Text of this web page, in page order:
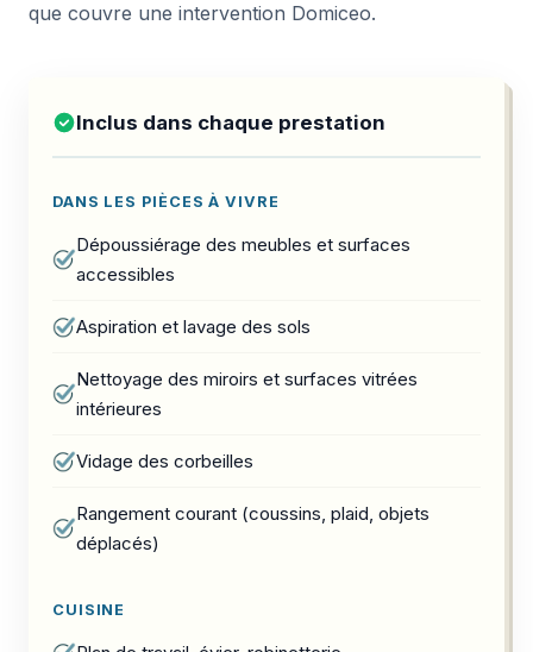
que couvre une intervention Domiceo.
Inclus dans chaque prestation
DANS LES PIÈCES À VIVRE
Dépoussiérage des meubles et surfaces
accessibles
Aspiration et lavage des sols
Nettoyage des miroirs et surfaces vitrées
intérieures
Vidage des corbeilles
Rangement courant (coussins, plaid, objets
déplacés)
CUISINE